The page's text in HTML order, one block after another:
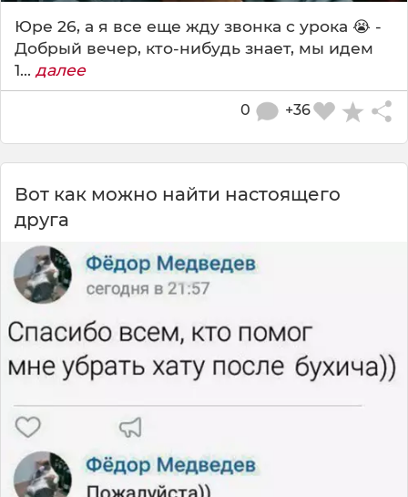
Юре 26, а я все еще жду звонка с урока 😭 -
Добрый вечер, кто-нибудь знает, мы идем
1... далее
+36
0
Вот как можно найти настоящего
друга